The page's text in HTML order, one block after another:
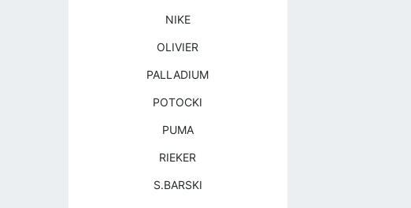
NIKE
OLIVIER
PALLADIUM
POTOCKI
PUMA
RIEKER
S.BARSKI